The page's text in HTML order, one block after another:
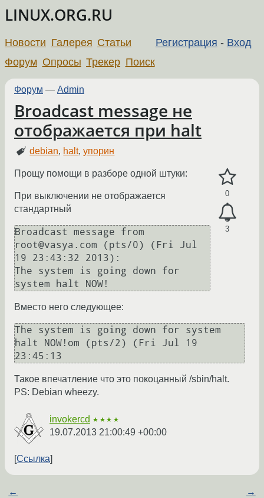
LINUX.ORG.RU
Регистрация - Вход
Новости Галерея Статьи
Форум Опросы Трекер Поиск
Форум — Admin
Broadcast message не
отображается при halt
debian, halt,упорин
0
3
Прощу помощи в разборе одной штуки:
При выключении не отображается
стандартный
Broadcast message from
root@vasya.com (pts/0) (Fri Jul
19 23:43:32 2013):
The system is going down for
system halt NOW!
Вместо него следующее:
The system is going down for system
halt NOW!om (pts/2) (Fri Jul 19
23:45:13
Такое впечатление что это покоцанный /sbin/halt.
PS: Debian wheezy.
invokercd ★★★★
19.07.2013 21:00:49 +00:00
Ссылка
← →